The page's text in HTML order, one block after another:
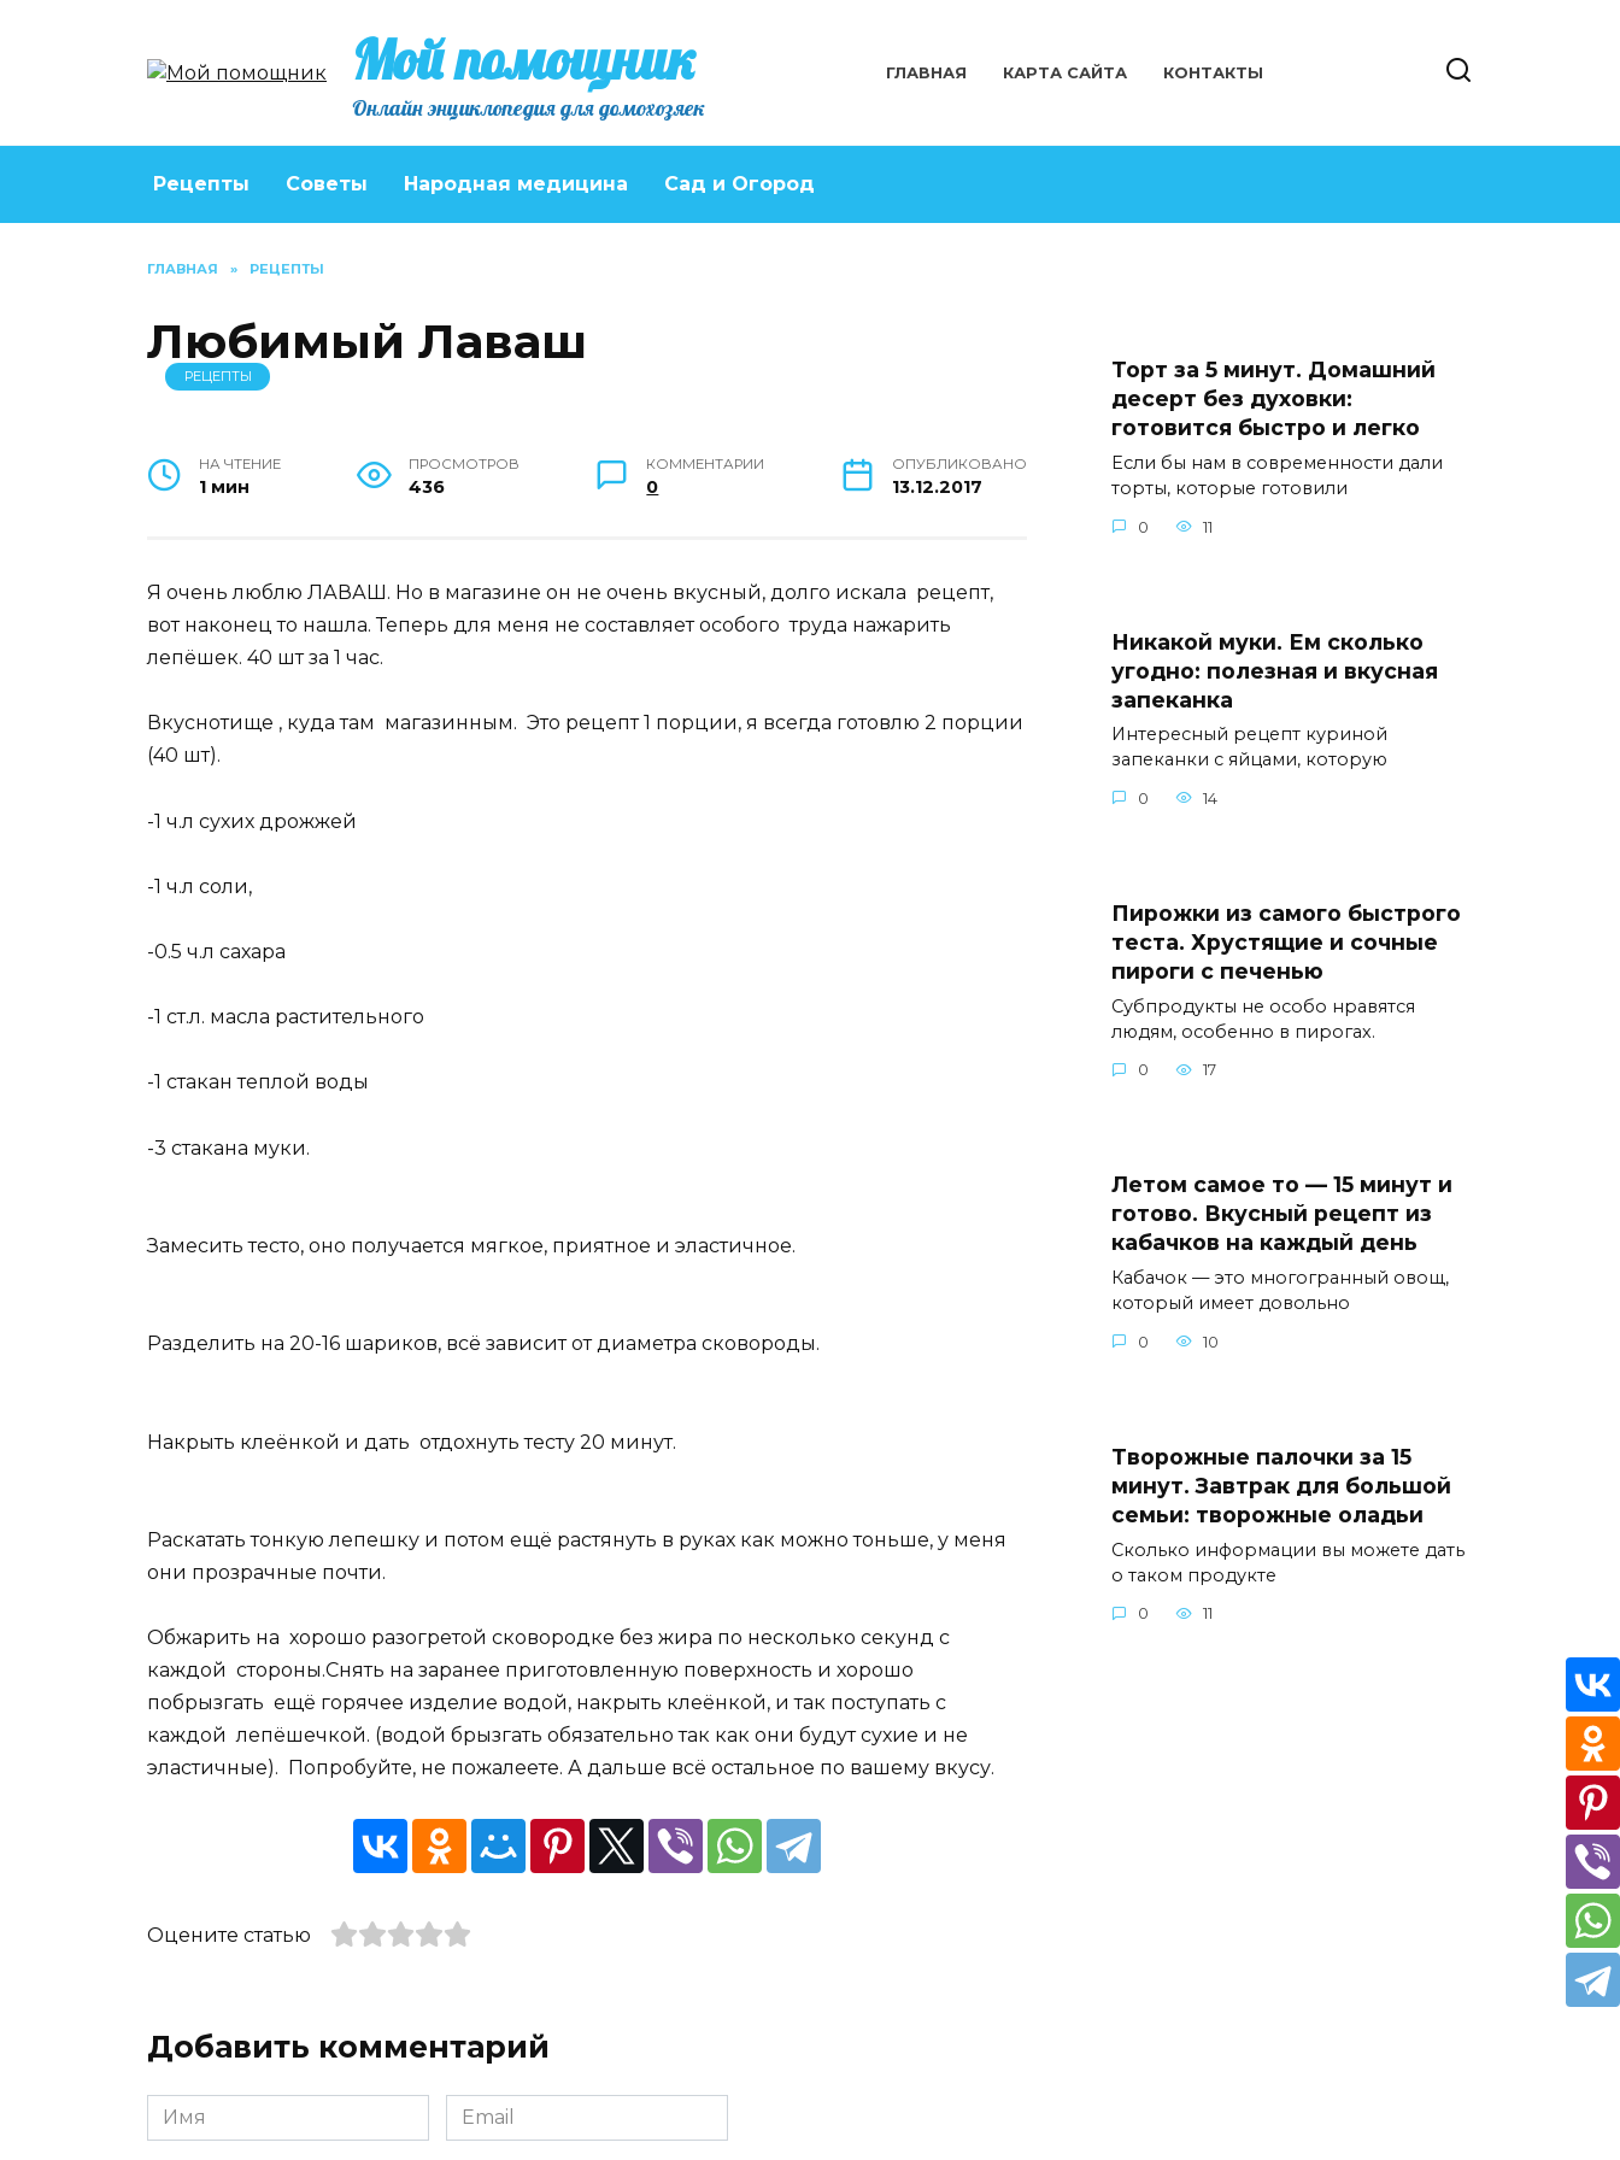
Мой помощник
Онлайн энциклопедия для домохозяек
ГЛАВНАЯ КАРТА САЙТА КОНТАКТЫ
Рецепты Советы Народная медицина Сад и Огород
ГЛАВНАЯ » РЕЦЕПТЫ
Любимый Лаваш
РЕЦЕПТЫ
НА ЧТЕНИЕ
1 мин
ПРОСМОТРОВ
436
КОММЕНТАРИИ
0
ОПУБЛИКОВАНО
13.12.2017
Я очень люблю ЛАВАШ. Но в магазине он не очень вкусный, долго искала рецепт,
вот наконец то нашла. Теперь для меня не составляет особого труда нажарить
лепёшек. 40 шт за 1 час.
Вкуснотище , куда там магазинным. Это рецепт 1 порции, я всегда готовлю 2 порции
(40 шт).
-1 ч.л сухих дрожжей
-1 ч.л соли,
-0.5 ч.л сахара
-1 ст.л. масла растительного
-1 стакан теплой воды
-3 стакана муки.
Замесить тесто, оно получается мягкое, приятное и эластичное.
Разделить на 20-16 шариков, всё зависит от диаметра сковороды.
Накрыть клеёнкой и дать отдохнуть тесту 20 минут.
Раскатать тонкую лепешку и потом ещё растянуть в руках как можно тоньше, у меня
они прозрачные почти.
Обжарить на хорошо разогретой сковородке без жира по несколько секунд с
каждой стороны.Снять на заранее приготовленную поверхность и хорошо
побрызгать ещё горячее изделие водой, накрыть клеёнкой, и так поступать с
каждой лепёшечкой. (водой брызгать обязательно так как они будут сухие и не
эластичные). Попробуйте, не пожалеете. А дальше всё остальное по вашему вкусу.
Оцените статью
Добавить комментарий
Имя
*
Email
*
Торт за 5 минут. Домашний
десерт без духовки:
готовится быстро и легко
Если бы нам в современности дали
торты, которые готовили
0 11
Никакой муки. Ем сколько
угодно: полезная и вкусная
запеканка
Интересный рецепт куриной
запеканки с яйцами, которую
0 14
Пирожки из самого быстрого
теста. Хрустящие и сочные
пироги с печенью
Субпродукты не особо нравятся
людям, особенно в пирогах.
0 17
Летом самое то — 15 минут и
готово. Вкусный рецепт из
кабачков на каждый день
Кабачок — это многогранный овощ,
который имеет довольно
0 10
Творожные палочки за 15
минут. Завтрак для большой
семьи: творожные оладьи
Сколько информации вы можете дать
о таком продукте
0 11